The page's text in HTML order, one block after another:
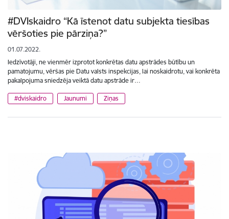
#DVIskaidro “Kā īstenot datu subjekta tiesības
vēršoties pie pārziņa?”
01.07.2022.
Iedzīvotāji, ne vienmēr izprotot konkrētas datu apstrādes būtību un
pamatojumu, vēršas pie Datu valsts inspekcijas, lai noskaidrotu, vai konkrēta
pakalpojuma sniedzēja veiktā datu apstrāde ir…
#dviskaidro Jaunumi Ziņas